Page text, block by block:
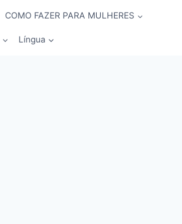
COMO FAZER PARA MULHERES
Língua